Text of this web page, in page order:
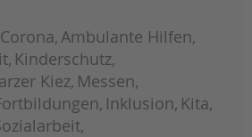
Corona Ambulante Hilfen
Kinderschutz
Kiez Messen
Inklusion Kita